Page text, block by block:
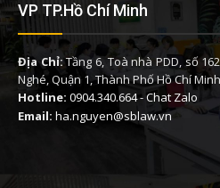
VP TP.Hồ Chí Minh
Địa Chỉ:Tầng 6, Toà nhà PDD, số
Nghé, Quận 1, Thành Phố Hồ Chí
Hotline: 0904.340.664-Chat Zalo
Email: ha.nguyen@sblaw.vn